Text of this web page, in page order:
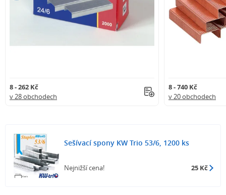
8 - 262 Kč
v 28 obchodech
8 - 740 Kč
v 20 obchodech
Sešívací spony KW Trio 53/6, 1200 ks
Nejnižší cena! 25 Kč